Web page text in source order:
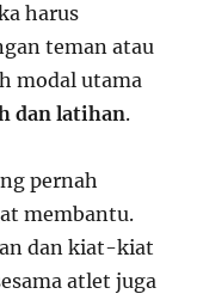
harus
teman atau
modal utama
dan latihan.
pernah
membantu.
dan kiat-kiat
atlet juga